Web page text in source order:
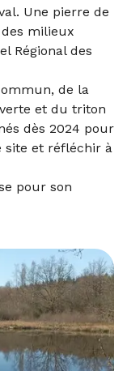
Une pierre de
milieux
Régional des
de la
et du triton
dès 2024 pour
site et réfléchir à
pour son